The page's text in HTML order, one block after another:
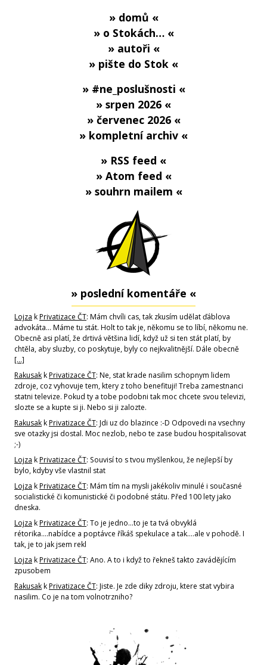
» domů «
» o Stokách… «
» autoři «
» pište do Stok «
» #ne_poslušnosti «
» srpen 2026 «
» červenec 2026 «
» kompletní archiv «
» RSS feed «
» Atom feed «
» souhrn mailem «
» poslední komentáře «
Lojza kPrivatizace ČT: Mám chvíli cas, tak zkusím udělat ďáblova
advokáta... Máme tu stát. Holt to tak je, někomu se to líbí, někomu ne.
Obecně asi platí, že drtivá většina lidí, když už si ten stát platí, by
chtěla, aby sluzby, co poskytuje, byly co nejkvalitnější. Dále obecně
[…]
RakusakkPrivatizace ČT: Ne, stat krade nasilim schopnym lidem
zdroje, coz vyhovuje tem, ktery z toho benefituji! Treba zamestnanci
statni televize. Pokud ty a tobe podobni tak moc chcete svou televizi,
slozte se a kupte si ji. Nebo si ji zalozte.
RakusakkPrivatizace ČT: Jdi uz do blazince :-D Odpovedi na vsechny
sve otazky jsi dostal. Moc nezlob, nebo te zase budou hospitalisovat
;-)
Lojza kPrivatizace ČT: Souvisí to s tvou myšlenkou, že nejlepší by
bylo, kdyby vše vlastnil stat
Lojza kPrivatizace ČT: Mám tím na mysli jakékoliv minulé i současné
socialistické či komunistické či podobné státu. Před 100 lety jako
dneska.
Lojza kPrivatizace ČT: To je jedno...to je ta tvá obvyklá
rétorika....nabídce a poptávce říkáš spekulace a tak....ale v pohodě. I
tak, je to jak jsem rekl
Lojza kPrivatizace ČT: Ano. A to i když to řekneš takto zavádějícím
zpusobem
RakusakkPrivatizace ČT: Jiste. Je zde diky zdroju, ktere stat vybira
nasilim. Co je na tom volnotrzniho?